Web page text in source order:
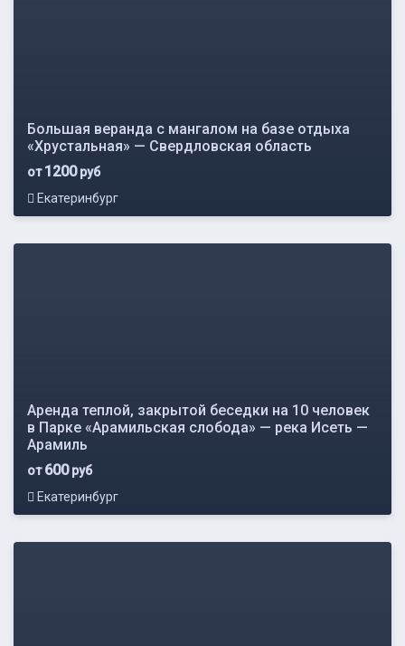
Большая веранда с мангалом на базе отдыха
«Хрустальная» — Свердловская область
от1200руб
Екатеринбург
Аренда теплой, закрытой беседки на 10 человек
в Парке «Арамильская слобода» — река Исеть —
Арамиль
от600руб
Екатеринбург